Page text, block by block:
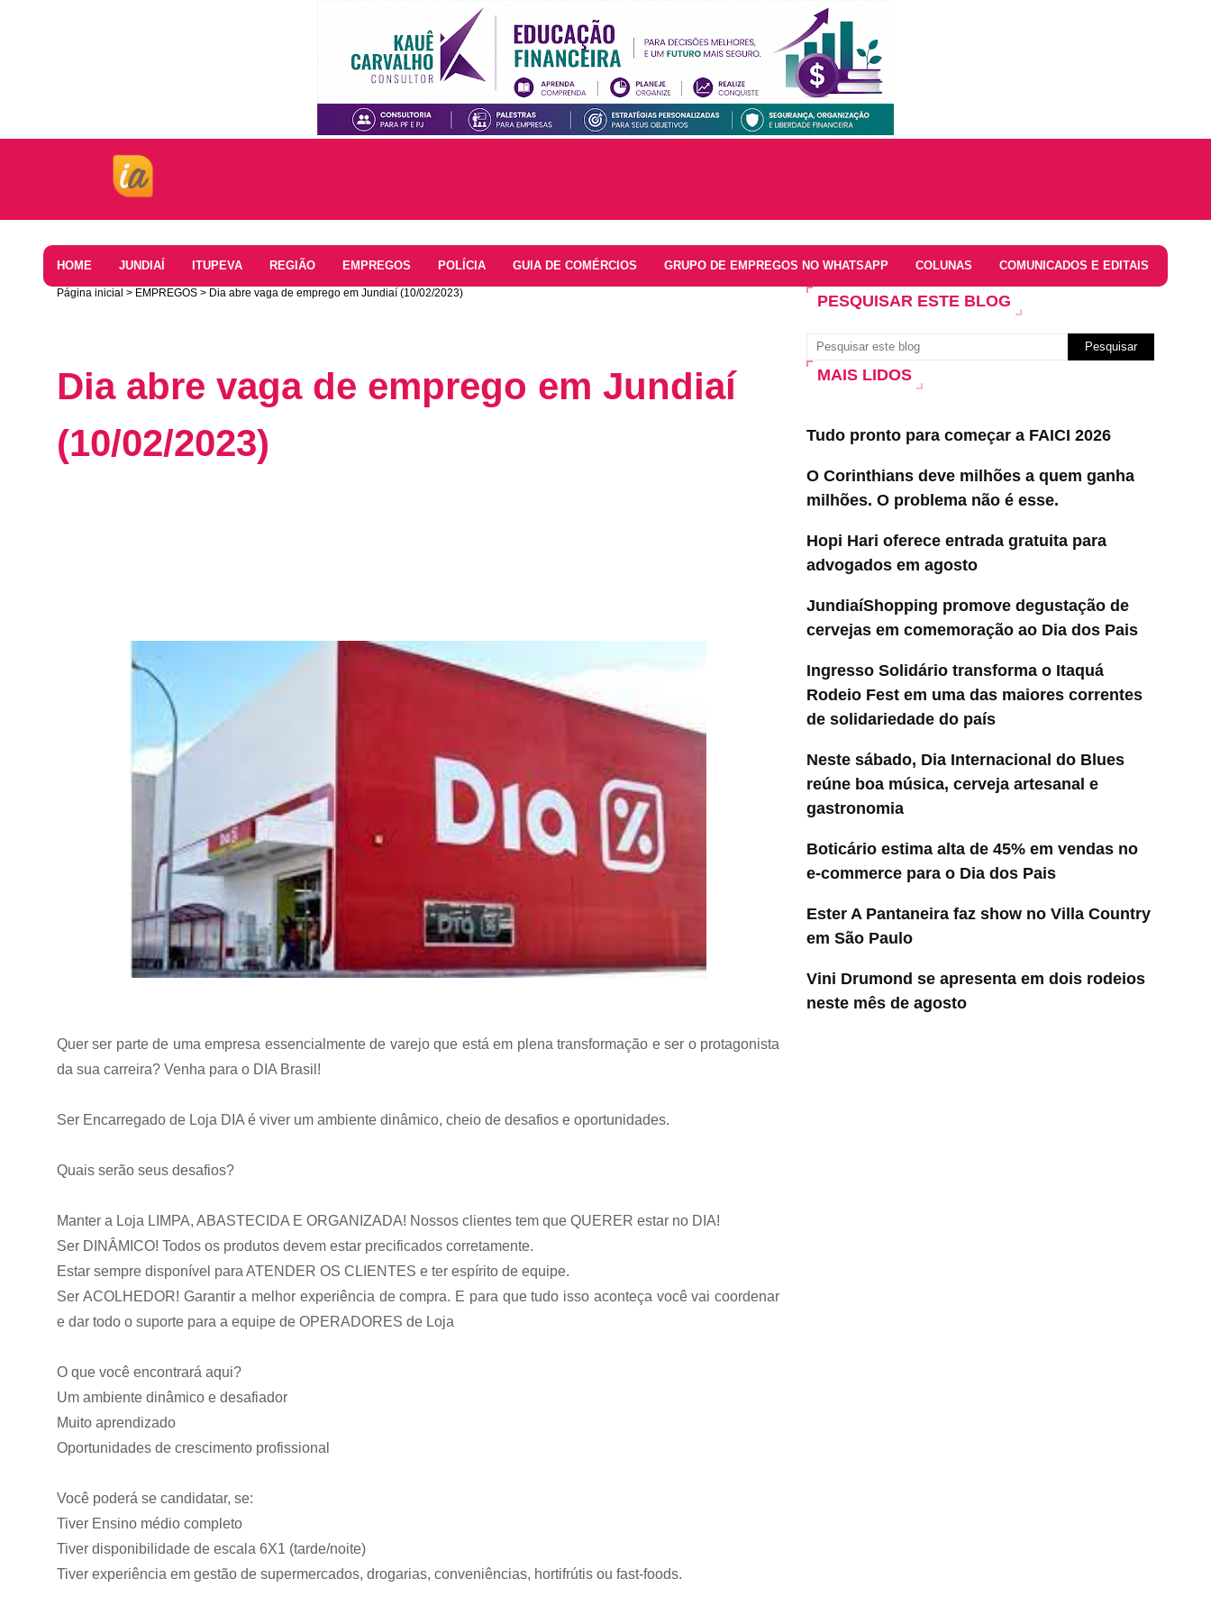
HOME JUNDIAÍ ITUPEVA REGIÃO EMPREGOS POLÍCIA GUIA DE COMÉRCIOS GRUPO DE EMPREGOS NO WHATSAPP COLUNAS COMUNICADOS E EDITAIS
Página inicial EMPREGOS Dia abre vaga de emprego em Jundiaí (10/02/2023)
Dia abre vaga de emprego em Jundiaí
(10/02/2023)
Quer ser parte de uma empresa essencialmente de varejo que está em plena transformação e ser o protagonista
da sua carreira? Venha para o DIA Brasil!
Ser Encarregado de Loja DIA é viver um ambiente dinâmico, cheio de desafios e oportunidades.
Quais serão seus desafios?
Manter a Loja LIMPA, ABASTECIDA E ORGANIZADA! Nossos clientes tem que QUERER estar no DIA!
Ser DINÂMICO! Todos os produtos devem estar precificados corretamente.
Estar sempre disponível para ATENDER OS CLIENTES e ter espírito de equipe.
Ser ACOLHEDOR! Garantir a melhor experiência de compra. E para que tudo isso aconteça você vai coordenar
e dar todo o suporte para a equipe de OPERADORES de Loja
O que você encontrará aqui?
Um ambiente dinâmico e desafiador
Muito aprendizado
Oportunidades de crescimento profissional
Você poderá se candidatar, se:
Tiver Ensino médio completo
Tiver disponibilidade de escala 6X1 (tarde/noite)
Tiver experiência em gestão de supermercados, drogarias, conveniências, hortifrútis ou fast-foods.
PESQUISAR ESTE BLOG
MAIS LIDOS
Tudo pronto para começar a FAICI 2026
O Corinthians deve milhões a quem ganha
milhões. O problema não é esse.
Hopi Hari oferece entrada gratuita para
advogados em agosto
JundiaíShopping promove degustação de
cervejas em comemoração ao Dia dos Pais
Ingresso Solidário transforma o Itaquá
Rodeio Fest em uma das maiores correntes
de solidariedade do país
Neste sábado, Dia Internacional do Blues
reúne boa música, cerveja artesanal e
gastronomia
Boticário estima alta de 45% em vendas no
e-commerce para o Dia dos Pais
Ester A Pantaneira faz show no Villa Country
em São Paulo
Vini Drumond se apresenta em dois rodeios
neste mês de agosto